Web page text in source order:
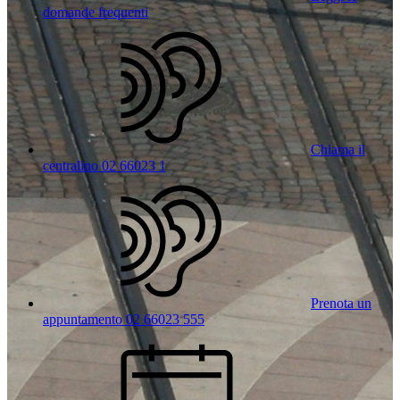
domande frequenti
Chiama il
centralino 02 66023 1
Prenota un
appuntamento 02 66023 555